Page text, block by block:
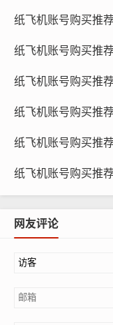
付宝、微信支付等
信息泄露。
验证账号真实性
登录纸飞机官网：
登录，如果账号信
查看账号信息：登
头像、绑定手机号
网友评论